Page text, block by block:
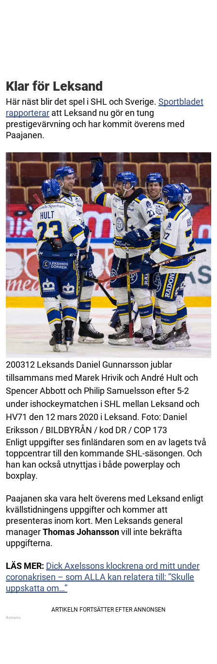
Klar för Leksand
Här näst blir det spel i SHL och Sverige. Sportbladet
rapporterar att Leksand nu gör en tung
prestigevärvning och har kommit överens med
Paajanen.
200312 Leksands Daniel Gunnarsson jublar
tillsammans med Marek Hrivik och André Hult och
Spencer Abbott och Philip Samuelsson efter 5-2
under ishockeymatchen i SHL mellan Leksand och
HV71 den 12 mars 2020 i Leksand. Foto: Daniel
Eriksson / BILDBYRÅN / kod DR / COP 173
Enligt uppgifter ses finländaren som en av lagets två
toppcentrar till den kommande SHL-säsongen. Och
han kan också utnyttjas i både powerplay och
boxplay.
Paajanen ska vara helt överens med Leksand enligt
kvällstidningens uppgifter och kommer att
presenteras inom kort. Men Leksands general
managerThomas Johanssonvill inte bekräfta
uppgifterna.
LÄS MER: Dick Axelssons klockrena ord mitt under
coronakrisen – som ALLA kan relatera till: ”Skulle
uppskatta om…”